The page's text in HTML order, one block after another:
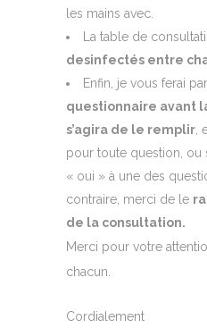
les mains avec.
La table de
desinfectés entre
Enfin, je vous ferai
questionnaire avant
s’agira de le remplir
pour toute question,
« oui » à une des
contraire, merci de le
de la consultation.
Merci pour votre
chacun.
Cordialement